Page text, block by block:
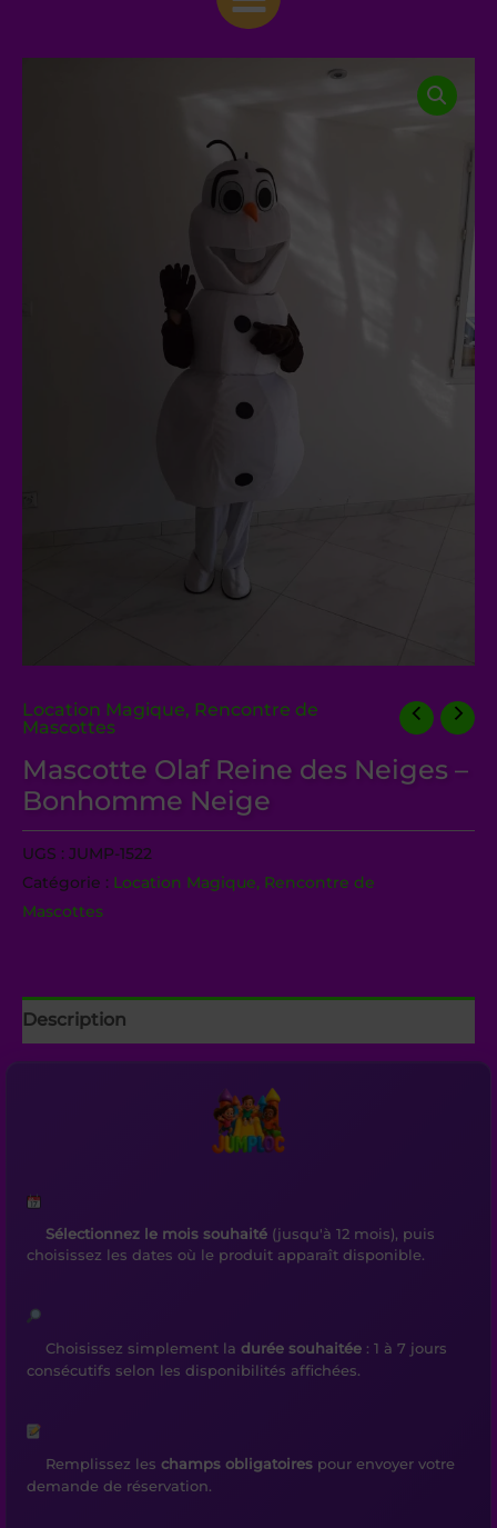
Location Magique, Rencontre de
Mascottes
Mascotte Olaf Reine des Neiges –
Bonhomme Neige
UGS : JUMP-1522
Catégorie : Location Magique, Rencontre de
Mascottes
Description
Sélectionnez le mois souhaité (jusqu'à 12 mois), puis
choisissez les dates où le produit apparaît disponible.
Choisissez simplement la durée souhaitée : 1 à 7 jours
consécutifs selon les disponibilités affichées.
Remplissez les champs obligatoires pour envoyer votre
demande de réservation.